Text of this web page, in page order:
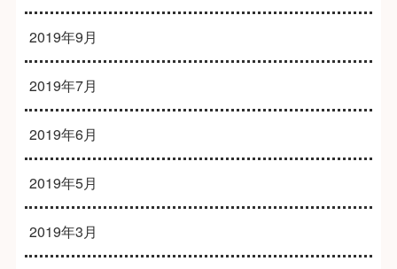
2019年9月
2019年7月
2019年6月
2019年5月
2019年3月